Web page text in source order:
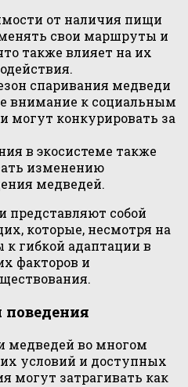
от наличия пищи
свои маршруты и
также влияет на их
спаривания медведи
внимание к социальным
могут конкурировать за
в экосистеме также
изменению
медведей.
представляют собой
которые, несмотря на
к гибкой адаптации в
факторов и
медведей во многом
условий и доступных
могут затрагивать как